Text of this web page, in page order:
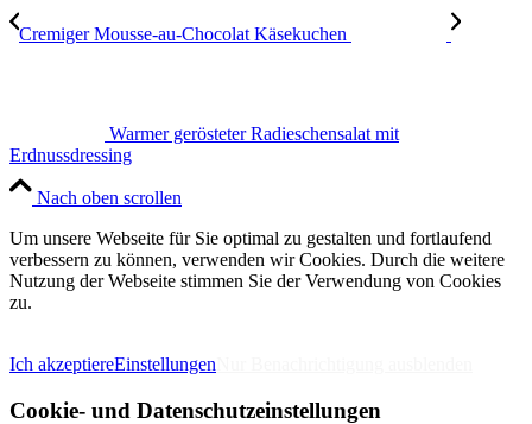
Cremiger Mousse-au-Chocolat Käsekuchen
Warmer gerösteter Radieschensalat mit
Erdnussdressing
Nach oben scrollen
Um unsere Webseite für Sie optimal zu gestalten und fortlaufend
verbessern zu können, verwenden wir Cookies. Durch die weitere
Nutzung der Webseite stimmen Sie der Verwendung von Cookies
zu.
Ich akzeptiereEinstellungen
Cookie- und Datenschutzeinstellungen